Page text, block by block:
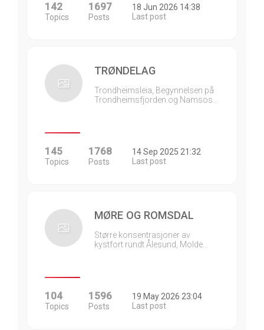
142
Topics
1697
Posts
18 Jun 2026 14:38
Last post
TRØNDELAG
Trondheimsleia, Begynnelsen på
Trondheimsfjorden og Namsos…
145
Topics
1768
Posts
14 Sep 2025 21:32
Last post
MØRE OG ROMSDAL
Større konsentrasjoner av
kystfort rundt Ålesund, Molde…
104
Topics
1596
Posts
19 May 2026 23:04
Last post